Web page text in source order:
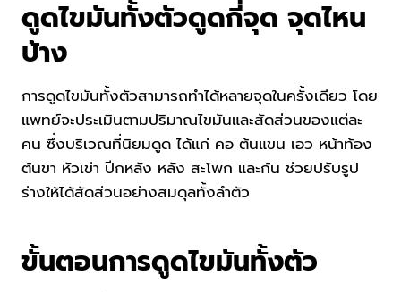
ดูดไขมันทั้งตัวดูดกี่จุด จุดไหน
บ้าง
การดูดไขมันทั้งตัวสามารถทำได้หลายจุดในครั้งเดียว โดย
แพทย์จะประเมินตามปริมาณไขมันและสัดส่วนของแต่ละ
คน ซึ่งบริเวณที่นิยมดูด ได้แก่ คอ ต้นแขน เอว หน้าท้อง
ต้นขา หัวเข่า ปีกหลัง หลัง สะโพก และก้น ช่วยปรับรูป
ร่างให้ได้สัดส่วนอย่างสมดุลทั้งลำตัว
ขั้นตอนการดูดไขมันทั้งตัว